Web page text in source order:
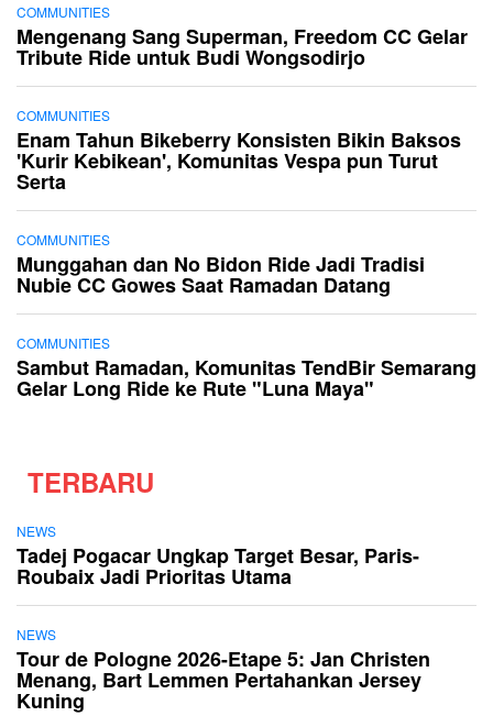
COMMUNITIES
Mengenang Sang Superman, Freedom CC Gelar
Tribute Ride untuk Budi Wongsodirjo
COMMUNITIES
Enam Tahun Bikeberry Konsisten Bikin Baksos
'Kurir Kebikean', Komunitas Vespa pun Turut
Serta
COMMUNITIES
Munggahan dan No Bidon Ride Jadi Tradisi
Nubie CC Gowes Saat Ramadan Datang
COMMUNITIES
Sambut Ramadan, Komunitas TendBir Semarang
Gelar Long Ride ke Rute "Luna Maya"
TERBARU
NEWS
Tadej Pogacar Ungkap Target Besar, Paris-
Roubaix Jadi Prioritas Utama
NEWS
Tour de Pologne 2026-Etape 5: Jan Christen
Menang, Bart Lemmen Pertahankan Jersey
Kuning